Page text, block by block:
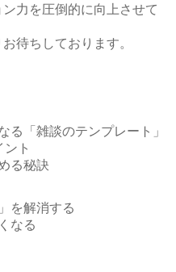
力を圧倒的に向上させて
待ちしております。
る「雑談のテンプレート」
ト
る秘訣
を解消する
なる